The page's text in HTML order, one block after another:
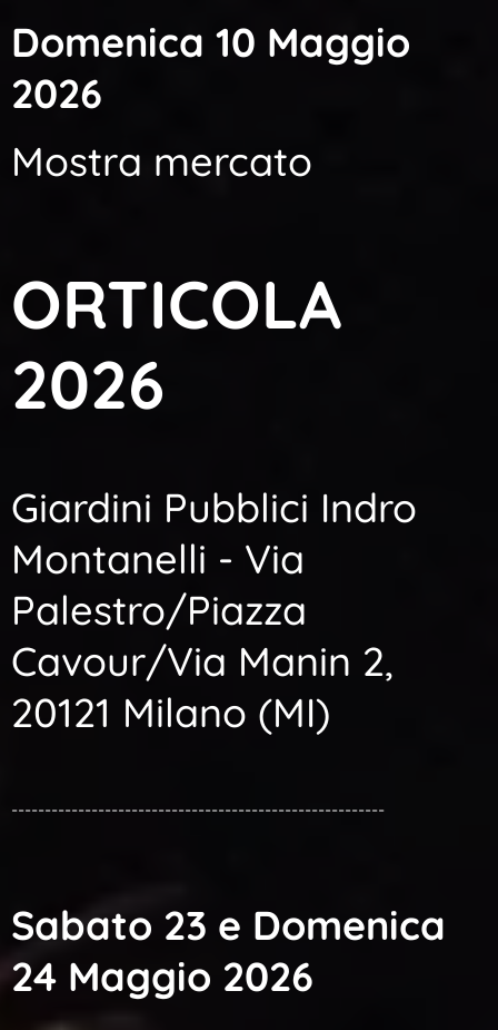
Domenica 10 Maggio
2026
Mostra mercato
ORTICOLA
2026
Giardini Pubblici Indro
Montanelli - Via
Palestro/Piazza
Cavour/Via Manin 2,
20121 Milano (MI)
--------------------------------------------------------
Sabato 23 e Domenica
24 Maggio 2026